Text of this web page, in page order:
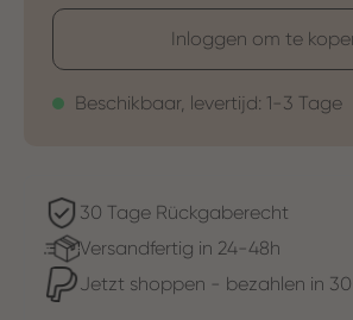
Inloggen om te
Beschikbaar, levertijd: 1-3 Tage
30 Tage Rückgaberecht
Versandfertig in 24-48h
Jetzt shoppen - bezahlen in